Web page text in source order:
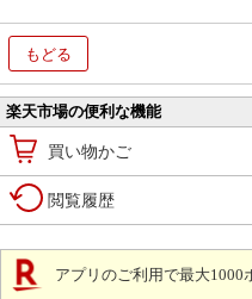
もどる
楽天市場の便利な機能
買い物かご
閲覧履歴
アプリのご利用で最大1000